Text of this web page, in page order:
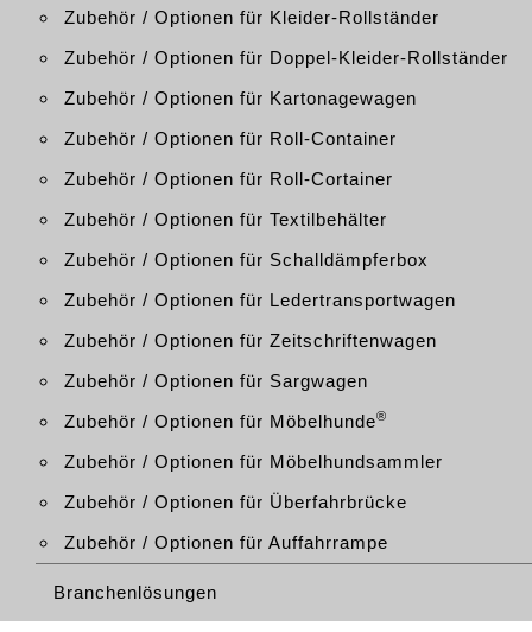
Zubehör / Optionen für Kleider-Rollständer
Zubehör / Optionen für Doppel-Kleider-Rollständer
Zubehör / Optionen für Kartonagewagen
Zubehör / Optionen für Roll-Container
Zubehör / Optionen für Roll-Cortainer
Zubehör / Optionen für Textilbehälter
Zubehör / Optionen für Schalldämpferbox
Zubehör / Optionen für Ledertransportwagen
Zubehör / Optionen für Zeitschriftenwagen
Zubehör / Optionen für Sargwagen
Zubehör / Optionen für Möbelhunde®
Zubehör / Optionen für Möbelhundsammler
Zubehör / Optionen für Überfahrbrücke
Zubehör / Optionen für Auffahrrampe
Branchenlösungen